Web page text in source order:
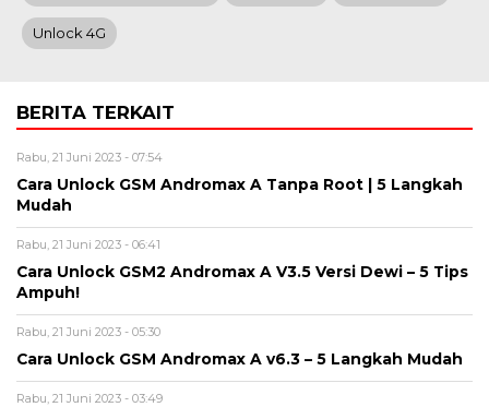
Unlock 4G
BERITA TERKAIT
Rabu, 21 Juni 2023 - 07:54
Cara Unlock GSM Andromax A Tanpa Root | 5 Langkah
Mudah
Rabu, 21 Juni 2023 - 06:41
Cara Unlock GSM2 Andromax A V3.5 Versi Dewi – 5 Tips
Ampuh!
Rabu, 21 Juni 2023 - 05:30
Cara Unlock GSM Andromax A v6.3 – 5 Langkah Mudah
Rabu, 21 Juni 2023 - 03:49